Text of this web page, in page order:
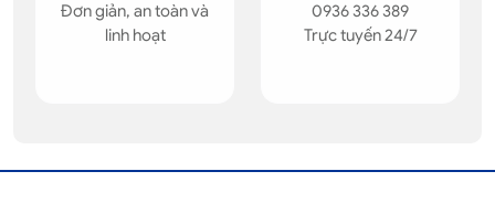
Đơn giản, an toàn và
linh hoạt
0936 336 389
Trực tuyến 24/7